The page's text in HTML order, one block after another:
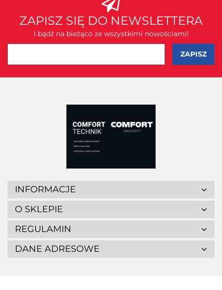
ZAPISZ SIĘ DO NEWSLETTERA
I bądź na bieżąco ze wszystkimi nowościami!
INFORMACJE
O SKLEPIE
REGULAMIN
DANE ADRESOWE